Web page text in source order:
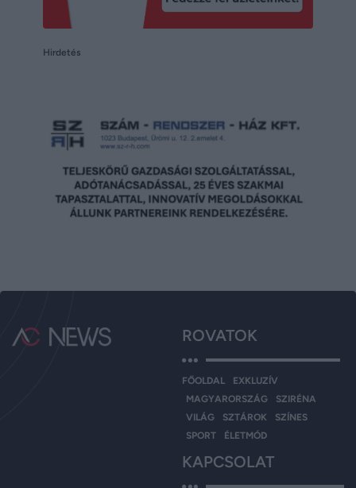
Hirdetés
ROVATOK
FŐOLDAL
EXKLUZÍV
MAGYARORSZÁG
SZIRÉNA
VILÁG
SZTÁROK
SZÍNES
SPORT
ÉLETMÓD
KAPCSOLAT